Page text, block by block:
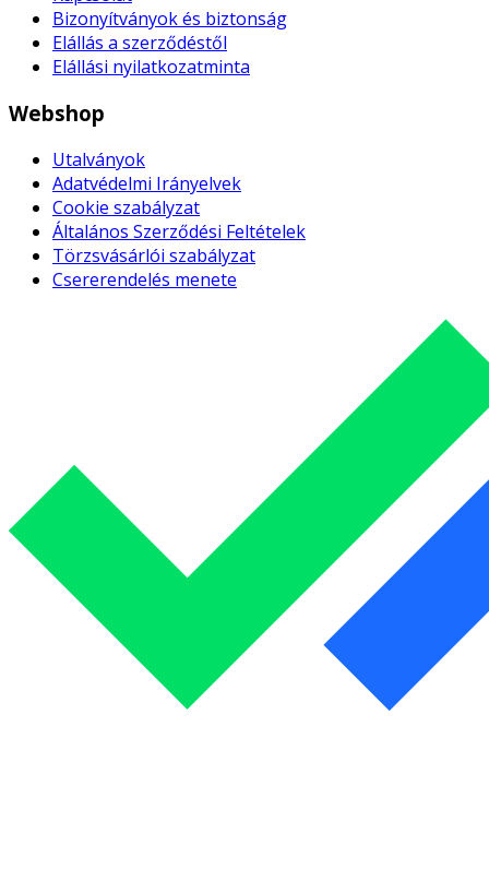
Bizonyítványok és biztonság
Elállás a szerződéstől
Elállási nyilatkozatminta
Webshop
Utalványok
Adatvédelmi Irányelvek
Cookie szabályzat
Általános Szerződési Feltételek
Törzsvásárlói szabályzat
Csererendelés menete